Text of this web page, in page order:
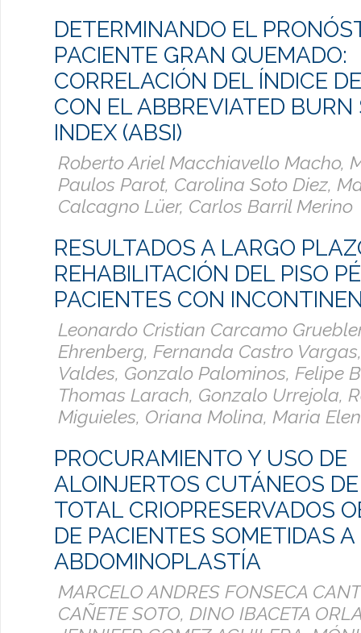
DETERMINANDO EL
PACIENTE GRAN QUEMADO:
CORRELACIÓN DEL ÍNDICE
CON EL ABBREVIATED BURN
INDEX (ABSI)
Roberto Ariel Macchiavello Macho,
Paulos Parot, Carolina Soto Diez,
Calcagno Lüer, Carlos Barril Merino
RESULTADOS A LARGO
REHABILITACIÓN DEL PISO
PACIENTES CON
Leonardo Cristian Carcamo
Ehrenberg, Fernanda Castro
Valdes, Gonzalo Palominos, Felipe
Thomas Larach, Gonzalo Urrejola,
Miguieles, Oriana Molina, Maria
PROCURAMIENTO Y USO DE
ALOINJERTOS CUTÁNEOS
TOTAL CRIOPRESERVADOS
DE PACIENTES SOMETIDAS A
ABDOMINOPLASTÍA
MARCELO ANDRES FONSECA
CAÑETE SOTO, DINO IBACETA